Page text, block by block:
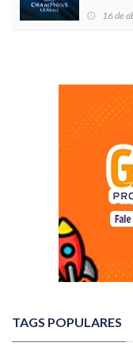
16 de
TAGS POPULARES